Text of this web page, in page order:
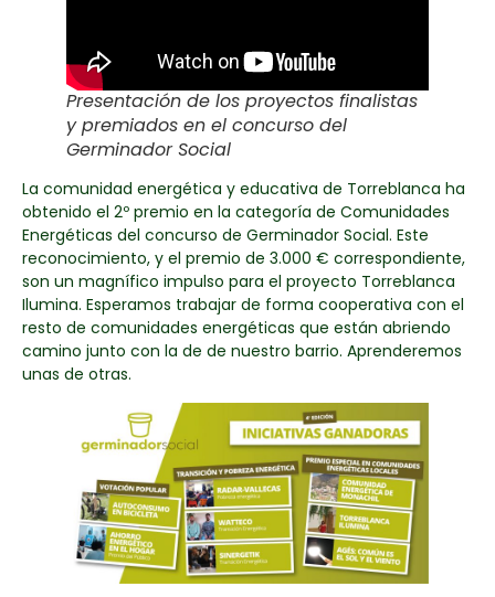
Presentación de los proyectos finalistas
y premiados en el concurso del
Germinador Social
La comunidad energética y educativa de Torreblanca ha
obtenido el 2º premio en la categoría de Comunidades
Energéticas del concurso de Germinador Social. Este
reconocimiento, y el premio de 3.000 € correspondiente,
son un magnífico impulso para el proyecto Torreblanca
Ilumina. Esperamos trabajar de forma cooperativa con el
resto de comunidades energéticas que están abriendo
camino junto con la de de nuestro barrio. Aprenderemos
unas de otras.